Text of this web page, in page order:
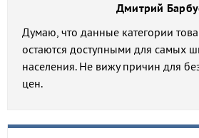
Дмитрий
Думаю, что данные категории
остаются доступными для самых
населения. Не вижу причин для
цен.